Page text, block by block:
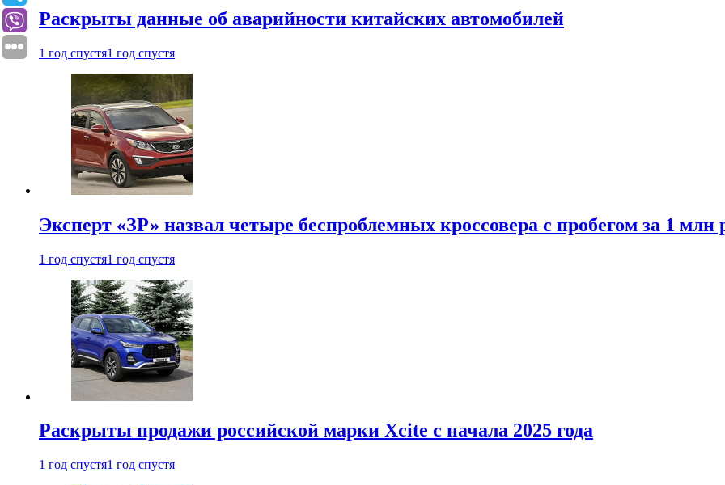
Раскрыты данные об аварийности китайских автомобилей
1 год спустя1 год спустя
Эксперт «ЗР» назвал четыре беспроблемных кроссовера с пробегом за 1 млн
1 год спустя1 год спустя
Раскрыты продажи российской марки Xcite с начала 2025 года
1 год спустя1 год спустя